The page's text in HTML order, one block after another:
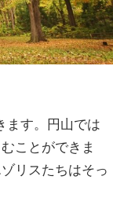
ます。円山では
ことができま
リスたちはそっ